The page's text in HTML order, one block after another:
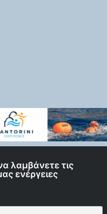
λαμβάνετε τις
ενέργειες